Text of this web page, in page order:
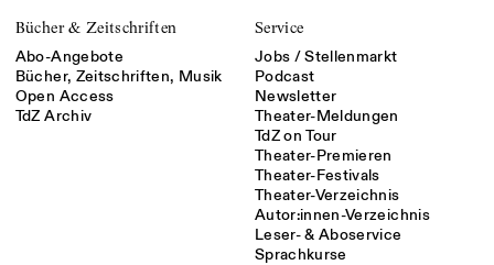
Bücher & Zeitschriften
Abo-Angebote
Bücher, Zeitschriften, Musik
Open Access
TdZ Archiv
Service
Jobs / Stellenmarkt
Podcast
Newsletter
Theater-Meldungen
TdZ on Tour
Theater-Premieren
Theater-Festivals
Theater-Verzeichnis
Autor:innen-Verzeichnis
Leser- & Aboservice
Sprachkurse